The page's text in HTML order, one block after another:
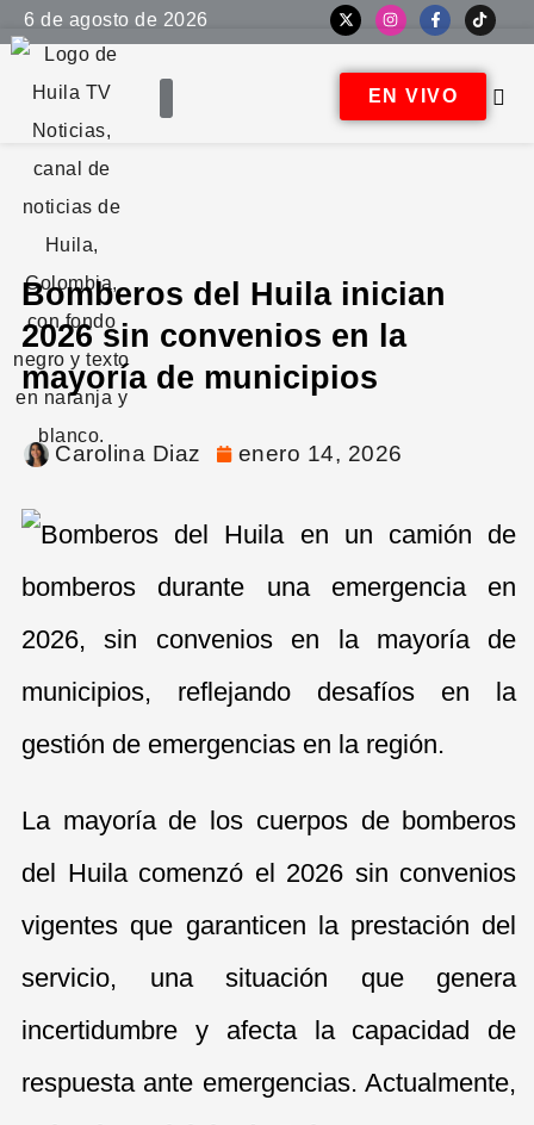
6 de agosto de 2026
EN VIVO
Bomberos del Huila inician
2026 sin convenios en la
mayoría de municipios
Carolina Diaz enero 14, 2026
La mayoría de los cuerpos de bomberos
del Huila comenzó el 2026 sin convenios
vigentes que garanticen la prestación del
servicio, una situación que genera
incertidumbre y afecta la capacidad de
respuesta ante emergencias. Actualmente,